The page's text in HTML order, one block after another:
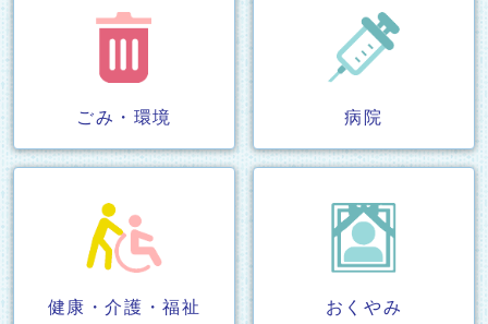
ごみ・環境 病院
健康・介護・福祉 おくやみ